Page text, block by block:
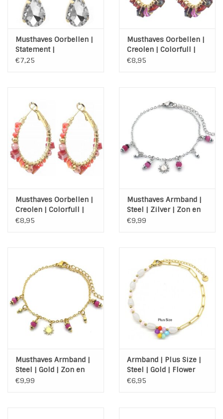
Musthaves Oorbellen |
Statement |
Lichtgewicht | Stones
€7,25
Musthaves Oorbellen |
Creolen | Colorfull |
Gold | Stainless Steel
€8,95
Musthaves Oorbellen |
Creolen | Colorfull |
Gold | Stainless Steel |
€8,95
Musthaves Armband |
Steel | Zilver | Zon en
kraaltjes
€9,99
Musthaves Armband |
Steel | Gold | Zon en
kraaltjes
€9,99
Armband | Plus Size |
Steel | Gold | Flower
€6,95